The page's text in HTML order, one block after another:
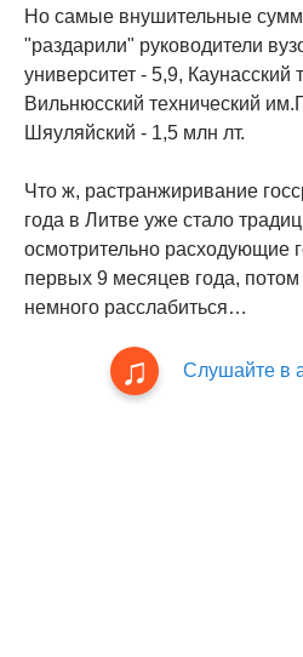
Но самые внушительные
"раздарили" руководители
университет - 5,9, Каунасский
Вильнюсский технический
Шяуляйский - 1,5 млн лт.
Что ж, растранжиривание
года в Литве уже стало
осмотрительно расходующие
первых 9 месяцев года,
немного расслабиться…
Слушайте в